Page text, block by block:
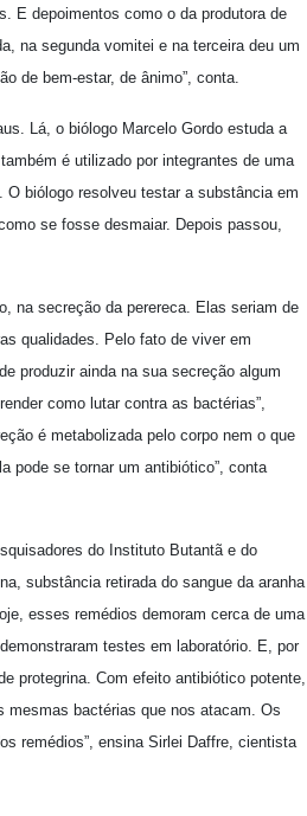
E depoimentos como o da produtora de
na segunda vomitei e na terceira deu um
de bem-estar, de ânimo”, conta.
Lá, o biólogo Marcelo Gordo estuda a
é utilizado por integrantes de uma
biólogo resolveu testar a substância em
se fosse desmaiar. Depois passou,
na secreção da perereca. Elas seriam de
qualidades. Pelo fato de viver em
produzir ainda na sua secreção algum
como lutar contra as bactérias”,
é metabolizada pelo corpo nem o que
pode se tornar um antibiótico”, conta
do Instituto Butantã e do
substância retirada do sangue da aranha
esses remédios demoram cerca de uma
testes em laboratório. E, por
protegrina. Com efeito antibiótico potente,
mesmas bactérias que nos atacam. Os
remédios”, ensina Sirlei Daffre, cientista